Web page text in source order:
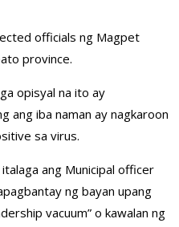
officials ng Magpet
province.
opisyal na ito ay
ang iba naman ay nagkaroon
sa virus.
ang Municipal officer
ng bayan upang
vacuum” o kawalan ng